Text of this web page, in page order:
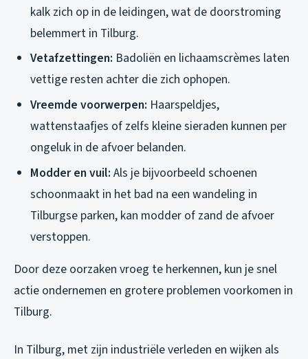
kalk zich op in de leidingen, wat de doorstroming
belemmert in Tilburg.
Vetafzettingen: Badoliën en lichaamscrèmes laten
vettige resten achter die zich ophopen.
Vreemde voorwerpen: Haarspeldjes,
wattenstaafjes of zelfs kleine sieraden kunnen per
ongeluk in de afvoer belanden.
Modder en vuil: Als je bijvoorbeeld schoenen
schoonmaakt in het bad na een wandeling in
Tilburgse parken, kan modder of zand de afvoer
verstoppen.
Door deze oorzaken vroeg te herkennen, kun je snel
actie ondernemen en grotere problemen voorkomen in
Tilburg.
In Tilburg, met zijn industriële verleden en wijken als